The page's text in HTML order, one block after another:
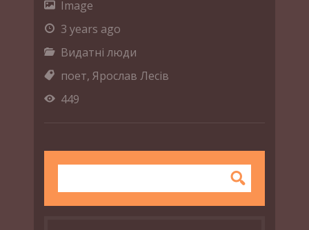
Image
3 years ago
Видатні люди
поет, Ярослав Лесів
449